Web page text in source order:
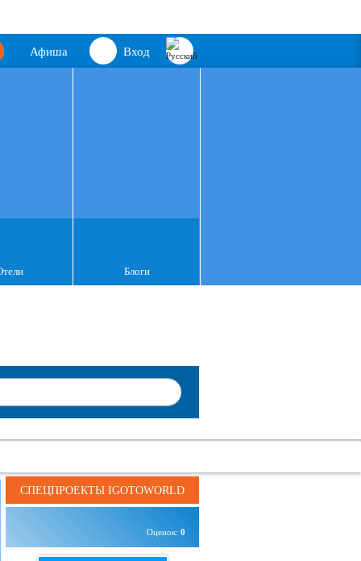
Вход
Афиша
Блоги
СПЕЦПРОЕКТЫ IGOTOWORLD
Оценок: 0